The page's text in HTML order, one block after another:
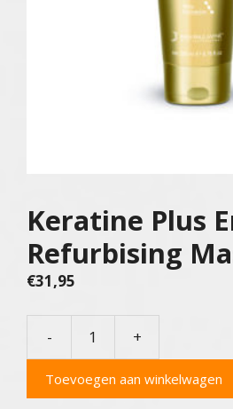
Keratine Plus
Refurbising
€31,95
-
Empower
+
Toevoegen aan winkelwagen